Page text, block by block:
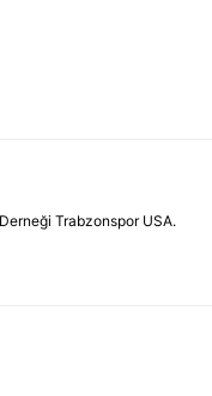
Trabzonspor USA.